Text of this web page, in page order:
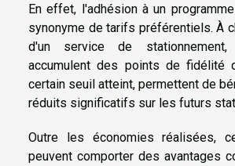
En effet, l'adhésion à un
synonyme de tarifs préférentiels. À
d'un service de
accumulent des points de fidélité
certain seuil atteint, permettent de
réduits significatifs sur les futurs
Outre les économies réalisées,
peuvent comporter des avantages